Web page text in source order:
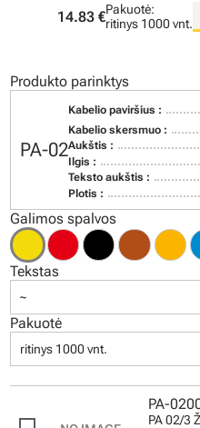
14.83 €Pakuotė:
ritinys 1000 vnt.
Produkto parinktys
PA-02
Kabelio paviršius :
Kabelio skersmuo :
Aukštis :
Ilgis :
Teksto aukštis :
Plotis :
Galimos spalvos
Tekstas
~
Pakuotė
ritinys 1000 vnt.
PA-
PA 02/3